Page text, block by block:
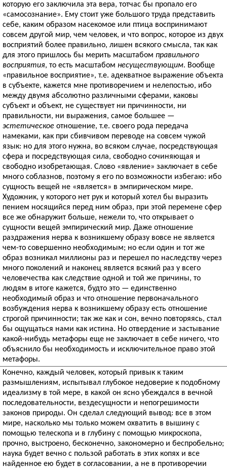
которую его заключила эта вера, тотчас бы пропало его
«самосознание». Ему стоит уже большого труда представить
себе, каким образом насекомое или птица воспринимают
совсем другой мир, чем человек, и что вопрос, которое из двух
восприятий более правильно, лишен всякого смысла, так как
для этого пришлось бы мерить масштабом правильного
восприятия, то есть масштабом несуществующим. Вообще
«правильное восприятие», т.е. адекватное выражение объекта
в субъекте, кажется мне противоречием и нелепостью, ибо
между двумя абсолютно различными сферами, каковы
субъект и объект, не существует ни причинности, ни
правильности, ни выражения, самое большее —
эстетическое отношение, т.е. своего рода передача
намеками, как при сбивчивом переводе на совсем чужой
язык: но для этого нужна, во всяком случае, посредствующая
сфера и посредствующая сила, свободно сочиняющая и
свободно изобретающая. Слово «явление» заключает в себе
много соблазнов, поэтому я его по возможности избегаю: ибо
сущность вещей не «является» в эмпирическом мире.
Художник, у которого нет рук и который хотел бы выразить
пением носящийся перед ним образ, при этой перемене сфер
все же обнаружит больше, нежели то, что открывает о
сущности вещей эмпирический мир. Даже отношение
раздражения нерва к возникшему образу вовсе не является
чем-то совершенно необходимым; но если один и тот же
образ возникал миллионы раз и перешел по наследству через
много поколений и наконец является всякий раз у всего
человечества как следствие одной и той же причины, то
людям в итоге кажется, будто это — единственно
необходимый образ и что отношение первоначального
возбуждения нерва к возникшему образу есть отношение
строгой причинности; так же как и сон, вечно повторяясь, стал
бы ощущаться нами как истина. Но отвердение и застывание
какой-нибудь метафоры еще не заключает в себе ничего, что
объяснило бы необходимость и исключительное право этой
метафоры.
Конечно, каждый человек, который привык к таким
размышлениям, испытывал глубокое недоверие к подобному
идеализму в той мере, в какой он ясно убеждался в вечной
последовательности, вездесущности и непогрешимости
законов природы. Он сделал следующий вывод: все в этом
мире, насколько мы только можем охватить в вышину с
помощью телескопа и в глубину с помощью микроскопа,
прочно, выстроено, бесконечно, закономерно и беспробельно;
наука будет вечно с пользой работать в этих копях и все
найденное ею будет в согласовании, а не в противоречии